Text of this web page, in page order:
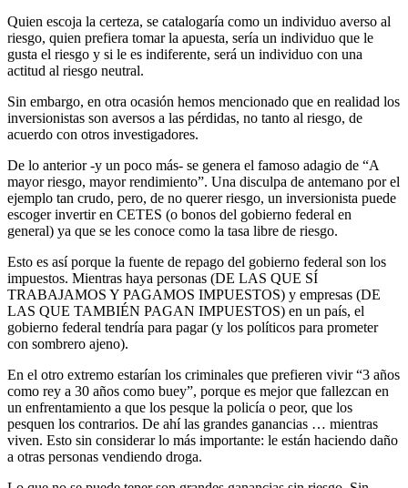
Quien escoja la certeza, se catalogaría como un individuo averso al
riesgo, quien prefiera tomar la apuesta, sería un individuo que le
gusta el riesgo y si le es indiferente, será un individuo con una
actitud al riesgo neutral.
Sin embargo, en otra ocasión hemos mencionado que en realidad los
inversionistas son aversos a las pérdidas, no tanto al riesgo, de
acuerdo con otros investigadores.
De lo anterior -y un poco más- se genera el famoso adagio de “A
mayor riesgo, mayor rendimiento”. Una disculpa de antemano por el
ejemplo tan crudo, pero, de no querer riesgo, un inversionista puede
escoger invertir en CETES (o bonos del gobierno federal en
general) ya que se les conoce como la tasa libre de riesgo.
Esto es así porque la fuente de repago del gobierno federal son los
impuestos. Mientras haya personas (DE LAS QUE SÍ
TRABAJAMOS Y PAGAMOS IMPUESTOS) y empresas (DE
LAS QUE TAMBIÉN PAGAN IMPUESTOS) en un país, el
gobierno federal tendría para pagar (y los políticos para prometer
con sombrero ajeno).
En el otro extremo estarían los criminales que prefieren vivir “3 años
como rey a 30 años como buey”, porque es mejor que fallezcan en
un enfrentamiento a que los pesque la policía o peor, que los
pesquen los contrarios. De ahí las grandes ganancias … mientras
viven. Esto sin considerar lo más importante: le están haciendo daño
a otras personas vendiendo droga.